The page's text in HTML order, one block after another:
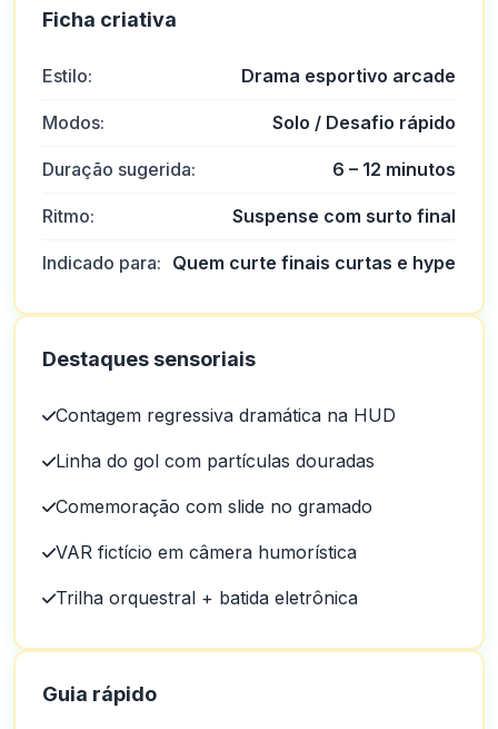
Ficha criativa
Estilo: Drama esportivo arcade
Modos: Solo / Desafio rápido
Duração sugerida: 6 – 12 minutos
Ritmo: Suspense com surto final
Indicado para: Quem curte finais curtas e hype
Destaques sensoriais
Contagem regressiva dramática na HUD
Linha do gol com partículas douradas
Comemoração com slide no gramado
VAR fictício em câmera humorística
Trilha orquestral + batida eletrônica
Guia rápido